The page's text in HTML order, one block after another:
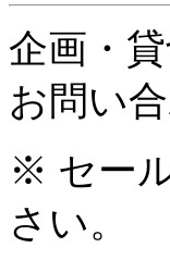
企画・
お問い
※ セー
さい。